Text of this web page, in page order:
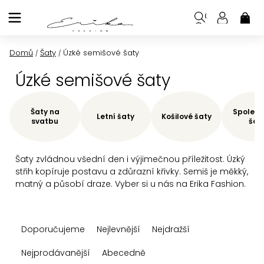
na
Domů / Šaty / Úzké semišové šaty
Úzké semišové šaty
Šaty zvládnou všední den i výjimečnou příležitost. Úzký
střih kopíruje postavu a zdůrazní křivky. Semiš je měkký,
matný a působí draze. Vyber si u nás na Erika Fashion.
Šaty na
svatbu
Letní šaty Košilové šaty
aDoporučujeme Nejlevnější
Nejdražší
Nejprodávanější
Abecedně